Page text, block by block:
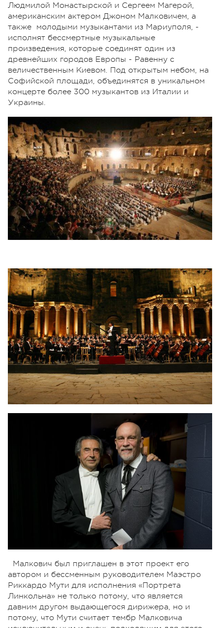
Людмилой Монастырской и Сергеем Магерой,
американским актером Джоном Малковичем, а
также молодыми музыкантами из Мариуполя, -
исполнят бессмертные музыкальные
произведения, которые соединят один из
древнейших городов Европы - Равенну с
величественным Киевом. Под открытым небом, на
Софийской площади, объединятся в уникальном
концерте более 300 музыкантов из Италии и
Украины.
Малкович был приглашен в этот проект его
автором и бессменным руководителем Маэстро
Риккардо Мути для исполнения «Портрета
Линкольна» не только потому, что является
давним другом выдающегося дирижера, но и
потому, что Мути считает тембр Малковича